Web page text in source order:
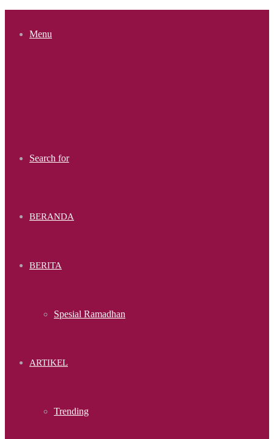
Menu
Search for
BERANDA
BERITA
Spesial Ramadhan
ARTIKEL
Trending